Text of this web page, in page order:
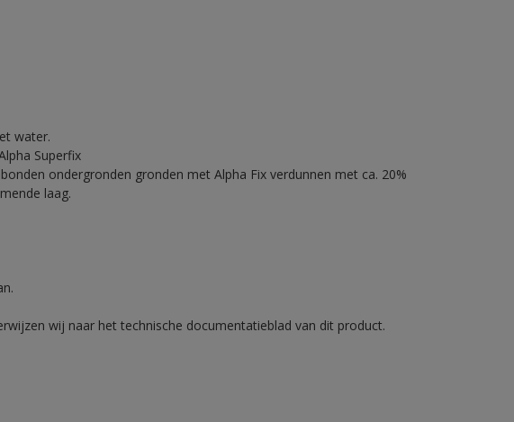
water.
Superfix
ondergronden gronden met Alpha Fix verdunnen met ca. 20%
laag.
wij naar het technische documentatieblad van dit product.